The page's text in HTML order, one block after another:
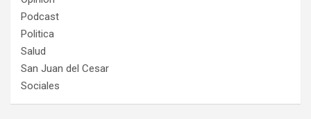
Podcast
Politica
Salud
San Juan del Cesar
Sociales